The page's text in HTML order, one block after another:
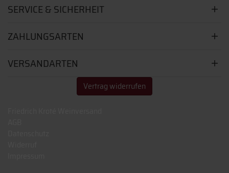
SERVICE & SICHERHEIT
ZAHLUNGSARTEN
VERSANDARTEN
Vertrag widerrufen